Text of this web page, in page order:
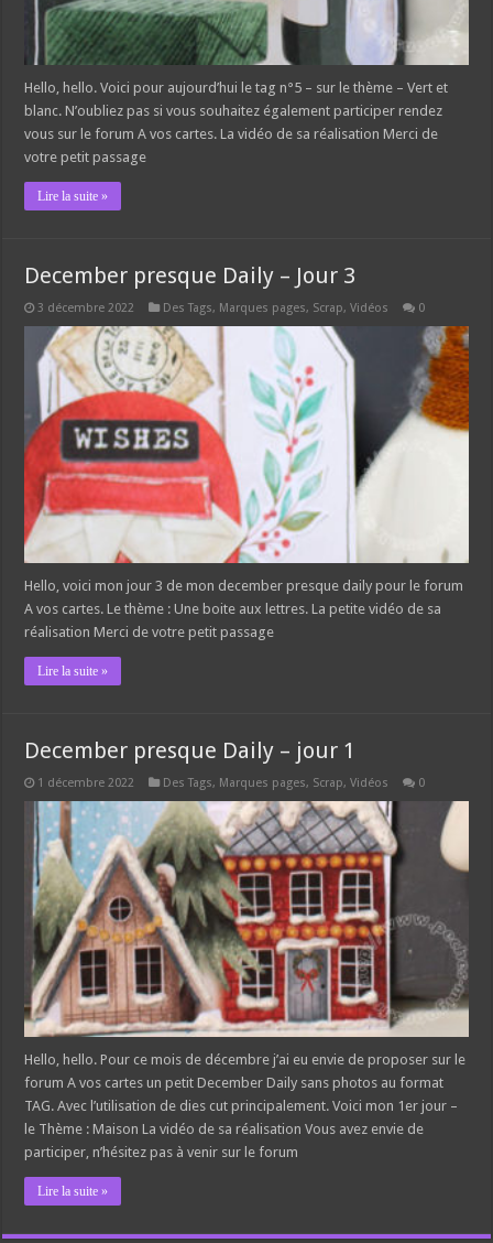
Hello, hello. Voici pour aujourd’hui le tag n°5 – sur le thème – Vert et
blanc. N’oubliez pas si vous souhaitez également participer rendez
vous sur le forum A vos cartes. La vidéo de sa réalisation Merci de
votre petit passage
Lire la suite »
December presque Daily – Jour 3
3 décembre 2022 Des Tags, Marques pages, Scrap,Vidéos 0
Hello, voici mon jour 3 de mon december presque daily pour le forum
A vos cartes. Le thème : Une boite aux lettres. La petite vidéo de sa
réalisation Merci de votre petit passage
Lire la suite »
December presque Daily – jour 1
1 décembre 2022 Des Tags, Marques pages, Scrap,Vidéos 0
Hello, hello. Pour ce mois de décembre j’ai eu envie de proposer sur le
forum A vos cartes un petit December Daily sans photos au format
TAG. Avec l’utilisation de dies cut principalement. Voici mon 1er jour –
le Thème : Maison La vidéo de sa réalisation Vous avez envie de
participer, n’hésitez pas à venir sur le forum
Lire la suite »